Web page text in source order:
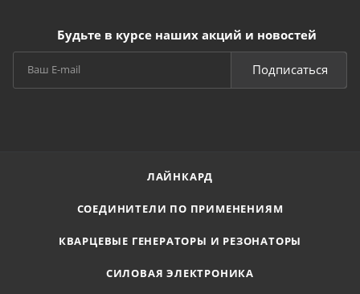
Будьте в курсе наших акций и новостей
Подписаться
ЛАЙНКАРД
СОЕДИНИТЕЛИ ПО ПРИМЕНЕНИЯМ
КВАРЦЕВЫЕ ГЕНЕРАТОРЫ И РЕЗОНАТОРЫ
СИЛОВАЯ ЭЛЕКТРОНИКА